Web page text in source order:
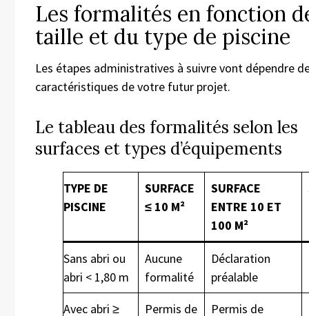
Les formalités en fonction
taille et du type de piscine
Les étapes administratives à suivre vont dépendre
caractéristiques de votre futur projet.
Le tableau des formalités selon les
surfaces et types d’équipements
TYPE DE
PISCINE
SURFACE
≤ 10 M²
SURFACE
ENTRE 10 ET
100 M²
Sans abri ou
abri < 1,80 m
Aucune
formalité
Déclaration
préalable
Avec abri ≥
Permis de Permis de